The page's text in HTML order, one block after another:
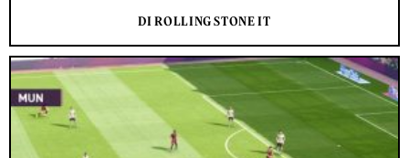
DI ROLLING STONE IT